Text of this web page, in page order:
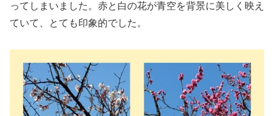
ってしまいました。赤と白の花が青空を背景に美しく映え
ていて、とても印象的でした。